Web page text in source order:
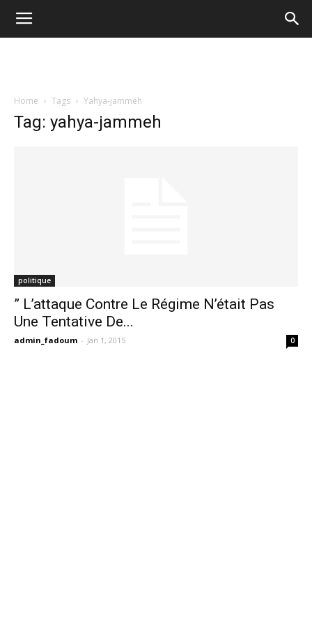
Home Tags Yahya-jammeh
Tag: yahya-jammeh
politique
” L’attaque Contre Le Régime N’était Pas
Une Tentative De...
admin_fadoum - Jan 1, 2015 0